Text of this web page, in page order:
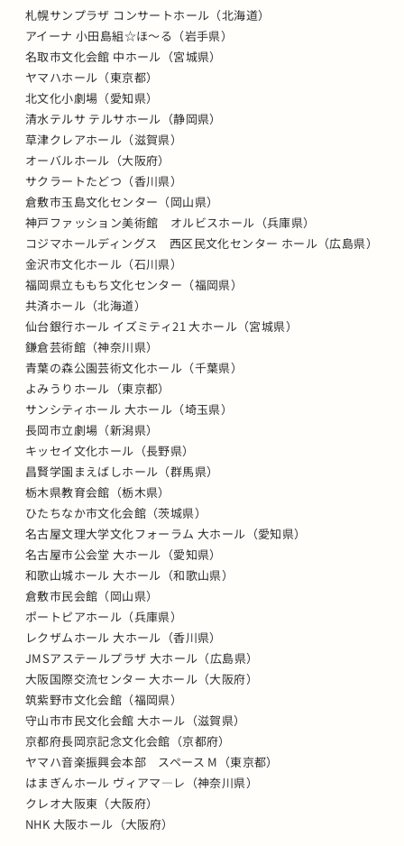
札幌サンプラザ コンサートホール（北海道）
アイーナ 小田島組☆ほ～る（岩手県）
名取市文化会館 中ホール（宮城県）
ヤマハホール（東京都）
北文化小劇場（愛知県）
清水テルサ テルサホール（静岡県）
草津クレアホール（滋賀県）
オーバルホール（大阪府）
サクラートたどつ（香川県）
倉敷市玉島文化センター（岡山県）
神戸ファッション美術館 オルビスホール（兵庫県）
コジマホールディングス 西区民文化センター ホール（広島県）
金沢市文化ホール（石川県）
福岡県立ももち文化センター（福岡県）
共済ホール（北海道）
仙台銀行ホール イズミティ21 大ホール（宮城県）
鎌倉芸術館（神奈川県）
青葉の森公園芸術文化ホール（千葉県）
よみうりホール（東京都）
サンシティホール 大ホール（埼玉県）
長岡市立劇場（新潟県）
キッセイ文化ホール（長野県）
昌賢学園まえばしホール（群馬県）
栃木県教育会館（栃木県）
ひたちなか市文化会館（茨城県）
名古屋文理大学文化フォーラム 大ホール（愛知県）
名古屋市公会堂 大ホール（愛知県）
和歌山城ホール 大ホール（和歌山県）
倉敷市民会館（岡山県）
ポートピアホール（兵庫県）
レクザムホール 大ホール（香川県）
JMSアステールプラザ 大ホール（広島県）
大阪国際交流センター 大ホール（大阪府）
筑紫野市文化会館（福岡県）
守山市市民文化会館 大ホール（滋賀県）
京都府長岡京記念文化会館（京都府）
ヤマハ音楽振興会本部 スペース M（東京都）
はまぎんホール ヴィアマ―レ（神奈川県）
クレオ大阪東（大阪府）
NHK 大阪ホール（大阪府）